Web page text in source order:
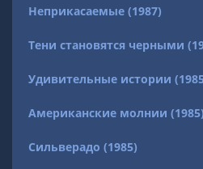
Неприкасаемые (1987)
Тени становятся черными
Удивительные истории
Американские молнии (1985)
Сильверадо (1985)